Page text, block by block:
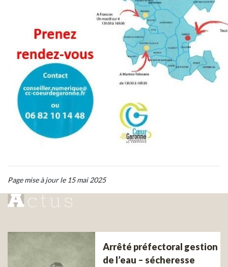
Page mise à jour le 15 mai 2025
Arrêté préfectoral gestion
de l’eau – sécheresse